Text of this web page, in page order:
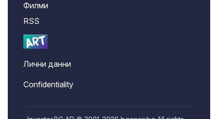
Филми
RSS
Лични данни
Confidentiality